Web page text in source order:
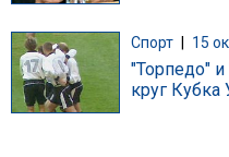
Спорт 15
"Торпедо" и
круг